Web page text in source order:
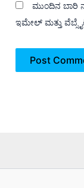
ಮುಂದಿನ ಬಾರಿ
ಇಮೇಲ್ ಮತ್ತು